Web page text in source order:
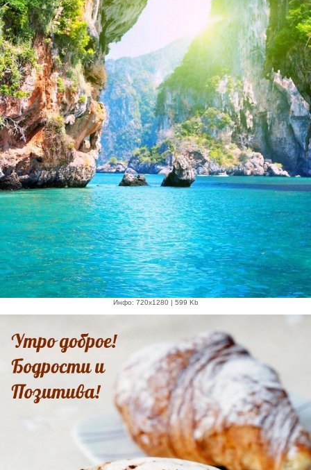
Инфо: 720х1280 | 599 Kb